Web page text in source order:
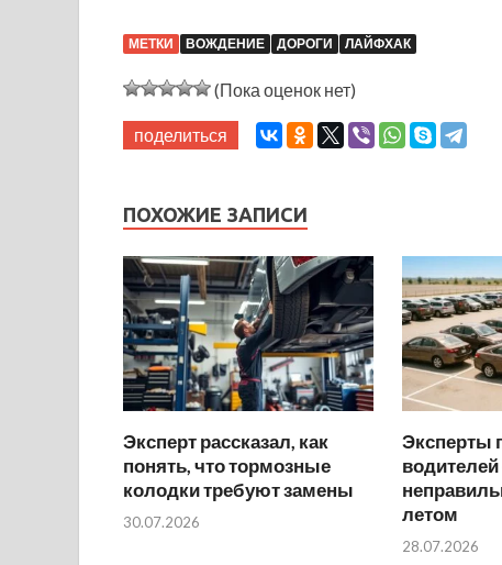
МЕТКИ ВОЖДЕНИЕ ДОРОГИ ЛАЙФХАК
(Пока оценок нет)
поделиться
ПОХОЖИЕ ЗАПИСИ
Эксперт рассказал, как
понять, что тормозные
колодки требуют замены
30.07.2026
Эксперты
водителей
летом
28.07.2026